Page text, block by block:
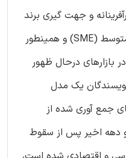
و جهت گیری برند
در شرکت های صنعتی کوچک و متوسط (SME) و همینطور
بازارهای درحال ظهور
یک مدل
جمع آوری شده از
دهه اخیر پس از سقوط